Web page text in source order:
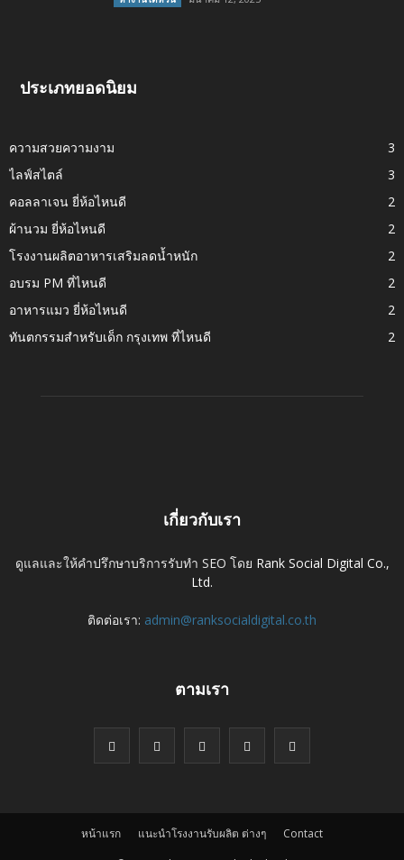
ประเภทยอดนิยม
ความสวยความงาม
3
ไลฟ์สไตล์
3
คอลลาเจน ยี่ห้อไหนดี
2
ผ้านวม ยี่ห้อไหนดี
2
โรงงานผลิตอาหารเสริมลดน้ำหนัก
2
อบรม PM ที่ไหนดี
2
อาหารแมว ยี่ห้อไหนดี
2
ทันตกรรมสำหรับเด็ก กรุงเทพ ที่ไหนดี
2
เกี่ยวกับเรา
ดูแลและให้คำปรึกษาบริการรับทำ SEO โดย Rank Social Digital Co.,
Ltd.
ติดต่อเรา: admin@ranksocialdigital.co.th
ตามเรา
หน้าแรก แนะนำโรงงานรับผลิต ต่างๆ
Contact